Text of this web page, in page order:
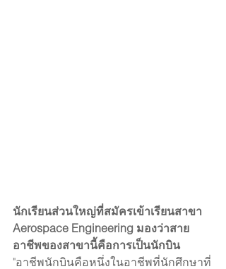
นักเรียนส่วนใหญ่ที่สมัครเข้าเรียนสาขา
Aerospace Engineering มองว่าสาย
อาชีพของสาขานี้คือการเป็นนักบิน
"อาชีพนักบินคือหนึ่งในอาชีพที่นักศึกษาที่